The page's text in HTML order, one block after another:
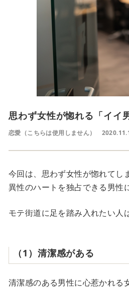
思わず女性が惚れる「イイ
恋愛（こちらは使用しません）
今回は、思わず女性が惚れてし
異性のハートを独占できる男性
モテ街道に足を踏み入れたい人
（1）清潔感がある
清潔感のある男性に心惹かれる